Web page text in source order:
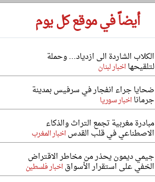
أيضاً في موقع كل يوم
الكلاب الشاردة الى ازدياد... وحملة
لتلقيحهااخبار لبنان
ضحايا جراء انفجار في سرفيس بمدينة
جرمانااخبار سوريا
مبادرة مغربية تجمع التراث والذكاء
الاصطناعي في قلب القدساخبار المغرب
جيمي ديمون يحذر من مخاطر الاقتراض
الخفي على استقرار الأسواقاخبار فلسطين